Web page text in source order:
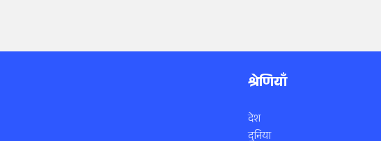
श्रेणियाँ
देश
दुनिया